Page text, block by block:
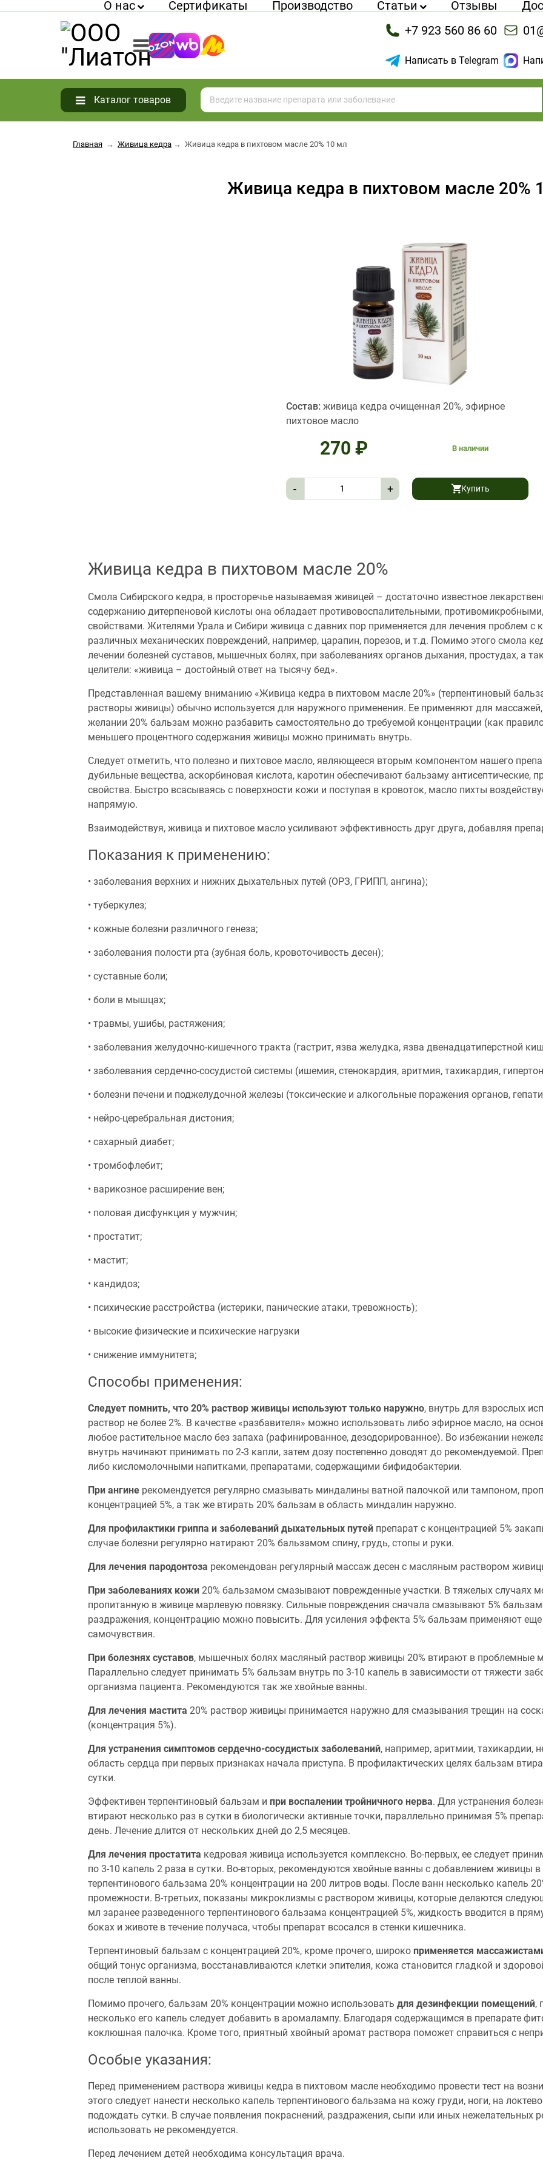
О нас Сертификаты Производство Статьи Отзывы
+7 923 560 86 60
Написать в Telegram
Каталог товаров
Главная → Живица кедра → Живица кедра в пихтовом масле 20% 10 мл
Живица кедра в пихтовом масле 20%
Состав: живица кедра очищенная 20%, эфирное
пихтовое масло
270₽ В наличии
- + Купить
Живица кедра в пихтовом масле 20%
Смола Сибирского кедра, в просторечье называемая живицей – достаточно известное
содержанию дитерпеновой кислоты она обладает противовоспалительными,
свойствами. Жителями Урала и Сибири живица с давних пор применяется для лечения проблем с
различных механических повреждений, например, царапин, порезов, и т.д. Помимо этого смола
лечении болезней суставов, мышечных болях, при заболеваниях органов дыхания, простудах, а
целители: «живица – достойный ответ на тысячу бед».
Представленная вашему вниманию «Живица кедра в пихтовом масле 20%» (терпентиновый
растворы живицы) обычно используется для наружного применения. Ее применяют для
желании 20% бальзам можно разбавить самостоятельно до требуемой концентрации (как
меньшего процентного содержания живицы можно принимать внутрь.
Следует отметить, что полезно и пихтовое масло, являющееся вторым компонентом нашего
дубильные вещества, аскорбиновая кислота, каротин обеспечивают бальзаму
свойства. Быстро всасываясь с поверхности кожи и поступая в кровоток, масло пихты
напрямую.
Взаимодействуя, живица и пихтовое масло усиливают эффективность друг друга, добавляя
Показания к применению:
• заболевания верхних и нижних дыхательных путей (ОРЗ, ГРИПП, ангина);
• туберкулез;
• кожные болезни различного генеза;
• заболевания полости рта (зубная боль, кровоточивость десен);
• суставные боли;
• боли в мышцах;
• травмы, ушибы, растяжения;
• заболевания желудочно-кишечного тракта (гастрит, язва желудка, язва двенадцатиперстной
• заболевания сердечно-сосудистой системы (ишемия, стенокардия, аритмия, тахикардия,
• болезни печени и поджелудочной железы (токсические и алкогольные поражения органов,
• нейро-церебральная дистония;
• сахарный диабет;
• тромбофлебит;
• варикозное расширение вен;
• половая дисфункция у мужчин;
• простатит;
• мастит;
• кандидоз;
• психические расстройства (истерики, панические атаки, тревожность);
• высокие физические и психические нагрузки
• снижение иммунитета;
Способы применения:
Следует помнить, что 20% раствор живицы используют только наружно, внутрь для взрослых
раствор не более 2%. В качестве «разбавителя» можно использовать либо эфирное масло, на
любое растительное масло без запаха (рафинированное, дезодорированное). Во избежании
внутрь начинают принимать по 2-3 капли, затем дозу постепенно доводят до рекомендуемой.
либо кисломолочными напитками, препаратами, содержащими бифидобактерии.
При ангине рекомендуется регулярно смазывать миндалины ватной палочкой или тампоном,
концентрацией 5%, а так же втирать 20% бальзам в область миндалин наружно.
Для профилактики гриппа и заболеваний дыхательных путей препарат с концентрацией 5%
случае болезни регулярно натирают 20% бальзамом спину, грудь, стопы и руки.
Для лечения пародонтоза рекомендован регулярный массаж десен с масляным раствором
При заболеваниях кожи 20% бальзамом смазывают поврежденные участки. В тяжелых случаях
пропитанную в живице марлевую повязку. Сильные повреждения сначала смазывают 5%
раздражения, концентрацию можно повысить. Для усиления эффекта 5% бальзам применяют еще
самочувствия.
При болезнях суставов, мышечных болях масляный раствор живицы 20% втирают в проблемные
Параллельно следует принимать 5% бальзам внутрь по 3-10 капель в зависимости от тяжести
организма пациента. Рекомендуются так же хвойные ванны.
Для лечения мастита 20% раствор живицы принимается наружно для смазывания трещин на
(концентрация 5%).
Для устранения симптомов сердечно-сосудистых заболеваний, например, аритмии, тахикардии,
область сердца при первых признаках начала приступа. В профилактических целях бальзам
сутки.
Эффективен терпентиновый бальзам и при воспалении тройничного нерва. Для устранения
втирают несколько раз в сутки в биологически активные точки, параллельно принимая 5%
день. Лечение длится от нескольких дней до 2,5 месяцев.
Для лечения простатита кедровая живица используется комплексно. Во-первых, ее следует
по 3-10 капель 2 раза в сутки. Во-вторых, рекомендуются хвойные ванны с добавлением живицы
терпентинового бальзама 20% концентрации на 200 литров воды. После ванн несколько капель
промежности. В-третьих, показаны микроклизмы с раствором живицы, которые делаются
мл заранее разведенного терпентинового бальзама концентрацией 5%, жидкость вводится в
боках и животе в течение получаса, чтобы препарат всосался в стенки кишечника.
Терпентиновый бальзам с концентрацией 20%, кроме прочего, широко применяется
общий тонус организма, восстанавливаются клетки эпителия, кожа становится гладкой и
после теплой ванны.
Помимо прочего, бальзам 20% концентрации можно использовать для дезинфекции помещений,
несколько его капель следует добавить в аромалампу. Благодаря содержащимся в препарате
коклюшная палочка. Кроме того, приятный хвойный аромат раствора поможет справиться с
Особые указания:
Перед применением раствора живицы кедра в пихтовом масле необходимо провести тест на
этого следует нанести несколько капель терпентинового бальзама на кожу груди, ноги, на
подождать сутки. В случае появления покраснений, раздражения, сыпи или иных нежелательных
использовать не рекомендуется.
Перед лечением детей необходима консультация врача.